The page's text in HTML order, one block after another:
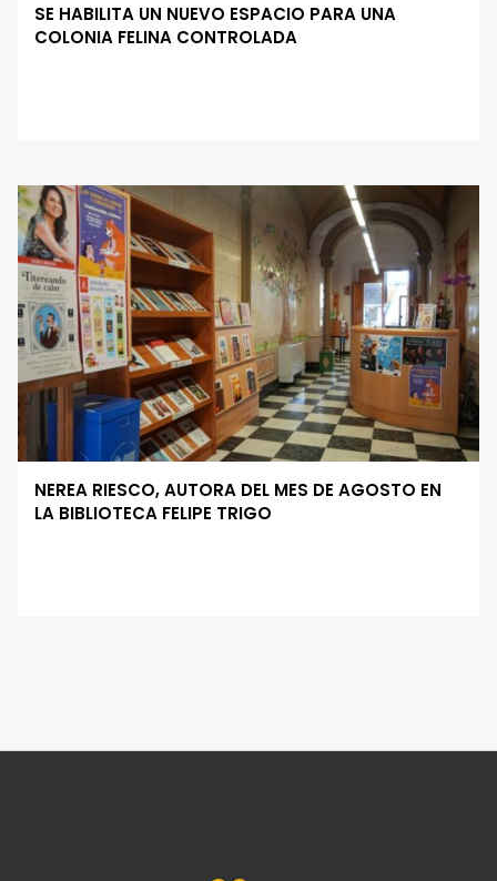
SE HABILITA UN NUEVO ESPACIO PARA UNA
COLONIA FELINA CONTROLADA
NEREA RIESCO, AUTORA DEL MES DE AGOSTO EN
LA BIBLIOTECA FELIPE TRIGO